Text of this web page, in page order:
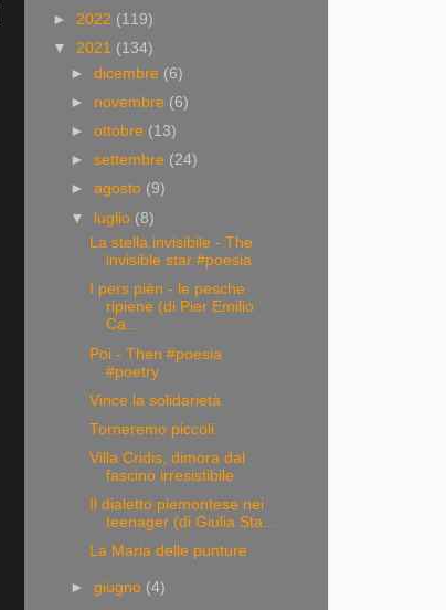
► 2022 (119)
▼ 2021 (134)
►dicembre (6)
► novembre (6)
►ottobre (13)
►settembre (24)
►agosto (9)
▼ luglio (8)
La stella invisibile - The
invisible star #poesia
I pers pièn - le pesche
ripiene (di Pier Emilio
Ca...
Poi - Then #poesia
#poetry
Vince la solidarietà
Torneremo piccoli
Villa Cridis, dimora dal
fascino irresistibile
Il dialetto piemontese nei
teenager (di Giulia Sta...
La Maria delle punture
►giugno (4)